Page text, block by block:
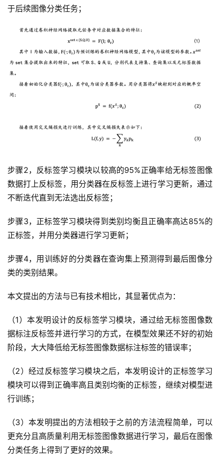
首
界
工
学
习
计
算
未
来
疗
智
能
驾
智
慧
市
更
登录 注册
于后续图像分类任务；
步骤2，反标签学习模块以较高的95%正确率给无标签图像
数据打上反标签，用分类器在反标签上进行学习更新，通过
不断迭代直到无法选出反标签；
步骤3，正标签学习模块得到类别均衡且正确率高达85%的
正标签，并用分类器进行学习更新；
步骤4，用训练好的分类器在查询集上预测得到最后图像分
类的类别结果。
本文提出的方法与已有技术相比，其显著优点为：
（1）本发明设计的反标签学习模块，通过给无标签图像数
据标注反标签并进行学习的方式，在模型效果还不好的初始
阶段，大大降低给无标签图像数据标注标签的错误率；
（2）经过反标签学习模块之后，本发明设计的正标签学习
模块可以得到正确率高且类别均衡的正标签，继续对模型进
行训练；
（3）本发明提出的方法相较于之前的方法流程简单，可以
更充分且高质量利用无标签图像数据进行学习，最后在图像
分类任务上得到了更好的效果。